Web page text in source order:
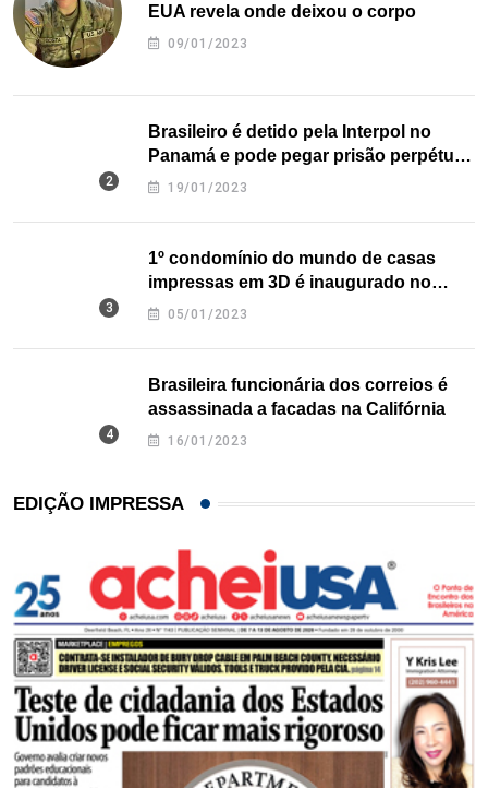
EUA revela onde deixou o corpo
09/01/2023
Brasileiro é detido pela Interpol no
Panamá e pode pegar prisão perpétua
nos EUA
19/01/2023
1º condomínio do mundo de casas
impressas em 3D é inaugurado no
Texas
05/01/2023
Brasileira funcionária dos correios é
assassinada a facadas na Califórnia
16/01/2023
EDIÇÃO IMPRESSA